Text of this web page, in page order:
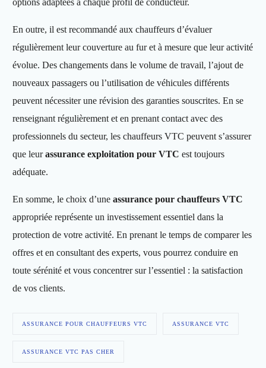
options adaptées à chaque profil de conducteur.
En outre, il est recommandé aux chauffeurs d’évaluer
régulièrement leur couverture au fur et à mesure que leur activité
évolue. Des changements dans le volume de travail, l’ajout de
nouveaux passagers ou l’utilisation de véhicules différents
peuvent nécessiter une révision des garanties souscrites. En se
renseignant régulièrement et en prenant contact avec des
professionnels du secteur, les chauffeurs VTC peuvent s’assurer
que leurassurance exploitation pour VTC est toujours
adéquate.
En somme, le choix d’uneassurance pour chauffeurs VTC
appropriée représente un investissement essentiel dans la
protection de votre activité. En prenant le temps de comparer les
offres et en consultant des experts, vous pourrez conduire en
toute sérénité et vous concentrer sur l’essentiel : la satisfaction
de vos clients.
ASSURANCE POUR CHAUFFEURS VTC ASSURANCE VTC
ASSURANCE VTC PAS CHER